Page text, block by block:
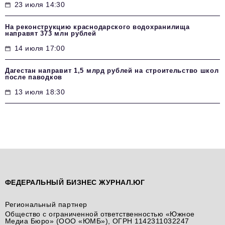
23 июля 14:30
На реконструкцию краснодарского водохранилища
направят 373 млн рублей
14 июля 17:00
Дагестан направит 1,5 млрд рублей на строительство школ
после паводков
13 июля 18:30
ФЕДЕРАЛЬНЫЙ БИЗНЕС ЖУРНАЛ.ЮГ
Региональный партнер
Общество с ограниченной ответственностью «Южное
Медиа Бюро» (ООО «ЮМБ»), ОГРН 1142311032247